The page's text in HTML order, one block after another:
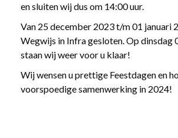
en sluiten wij dus om 14:00 uur.
Van 25 december 2023 t/m 01 januari
Wegwijs in Infra gesloten. Op dinsdag
staan wij weer voor u klaar!
Wij wensen u prettige Feestdagen en
voorspoedige samenwerking in 2024!